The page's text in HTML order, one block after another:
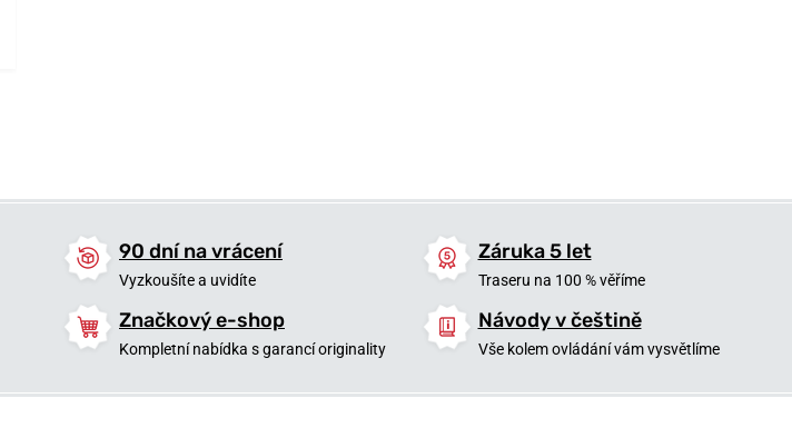
90 dní na vrácení
Vyzkoušíte a uvidíte
Záruka 5 let
Traseru na 100 % věříme
Značkový e-shop
Kompletní nabídka s garancí originality
Návody v češtině
Vše kolem ovládání vám vysvětlíme